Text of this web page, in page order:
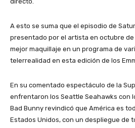
A esto se suma que el episodio de
presentado por el artista en octubre
mejor maquillaje en un programa de
telerrealidad en esta edición de los
En su comentado espectáculo de la
enfrentaron los Seattle Seahawks con
Bad Bunny revindicó que América es
Estados Unidos, con un despliegue de